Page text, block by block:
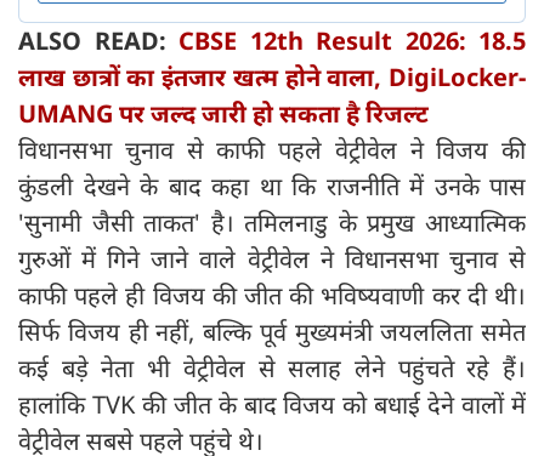
ALSO READ: CBSE 12th Result 2026: 18.5
लाख छात्रों का इंतजार खत्म होने वाला, DigiLocker-
UMANG पर जल्द जारी हो सकता है रिजल्ट
विधानसभा चुनाव से काफी पहले वेट्रीवेल ने विजय की
कुंडली देखने के बाद कहा था कि राजनीति में उनके पास
'सुनामी जैसी ताकत' है। तमिलनाडु के प्रमुख आध्यात्मिक
गुरुओं में गिने जाने वाले वेट्रीवेल ने विधानसभा चुनाव से
काफी पहले ही विजय की जीत की भविष्यवाणी कर दी थी।
सिर्फ विजय ही नहीं, बल्कि पूर्व मुख्यमंत्री जयललिता समेत
कई बड़े नेता भी वेट्रीवेल से सलाह लेने पहुंचते रहे हैं।
हालांकि TVK की जीत के बाद विजय को बधाई देने वालों में
वेट्रीवेल सबसे पहले पहुंचे थे।